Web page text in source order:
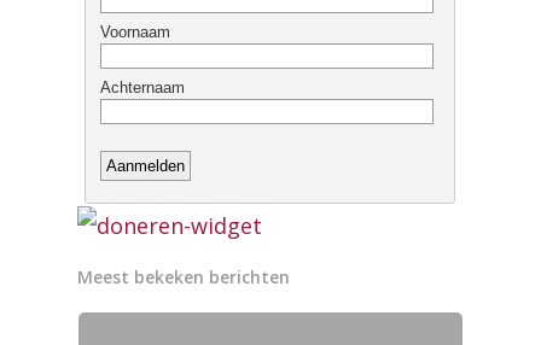
Meest bekeken berichten